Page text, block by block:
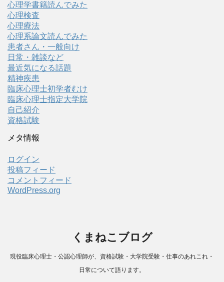
心理学書籍読んでみた
心理検査
心理療法
心理系論文読んでみた
患者さん・一般向け
日常・雑談など
最近気になる話題
精神疾患
臨床心理士初学者むけ
臨床心理士指定大学院
自己紹介
資格試験
メタ情報
ログイン
投稿フィード
コメントフィード
WordPress.org
くまねこブログ
現役臨床心理士・公認心理師が、資格試験・大学院受験・仕事のあれこれ・
日常について語ります。